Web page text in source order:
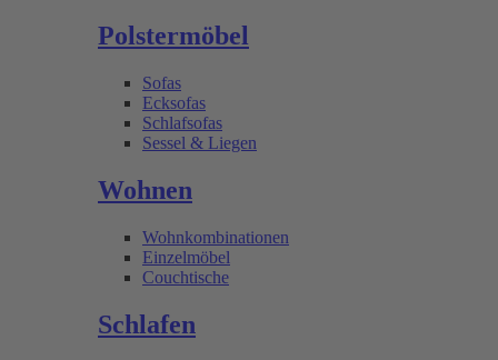
Polstermöbel
Sofas
Ecksofas
Schlafsofas
Sessel & Liegen
Wohnen
Wohnkombinationen
Einzelmöbel
Couchtische
Schlafen